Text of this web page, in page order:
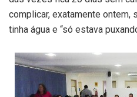
complicar, exatamente ontem,
tinha água e “só estava